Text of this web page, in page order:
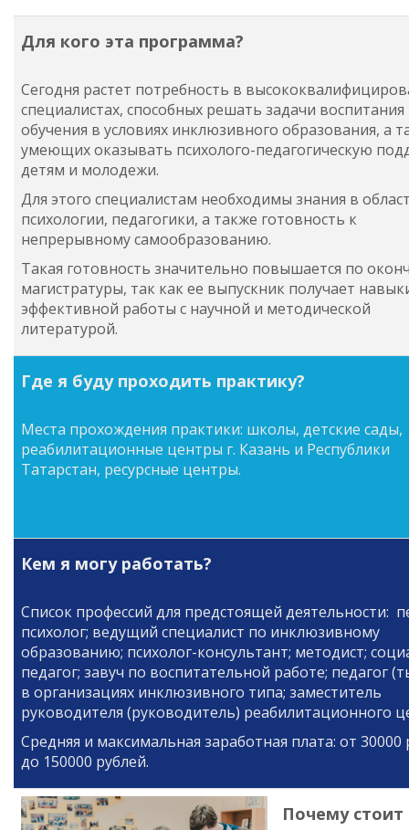
Для кого эта программа?
Сегодня растет потребность в
специалистах, способных решать задачи воспитания
обучения в условиях инклюзивного образования, а
умеющих оказывать психолого-педагогическую
детям и молодежи.
Для этого специалистам необходимы знания в
психологии, педагогики, а также готовность к
непрерывному самообразованию.
Такая готовность значительно повышается по
магистратуры, так как ее выпускник получает
эффективной работы с научной и методической
литературой.
Где я буду проходить практику?
Места прохождения практики: школы, детские сады,
реабилитационные центры г. Казань и Республики
Татарстан, ресурсные центры.
Кем я могу работать?
Список профессий для предстоящей деятельности:
психолог; ведущий специалист по инклюзивному
образованию; психолог-консультант; методист;
педагог; завуч по воспитательной работе; педагог
в организациях инклюзивного типа; заместитель
руководителя (руководитель) реабилитационного
Средняя и максимальная заработная плата: от 30000
до 150000 рублей.
Почему стоит